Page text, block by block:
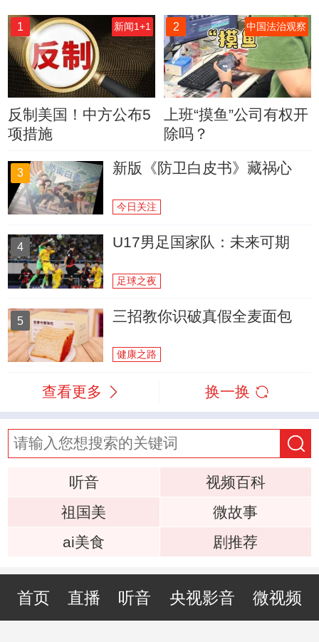
1 新闻1+1
反制美国！中方公布5
项措施
2 中国法治观察
上班“摸鱼”公司有权开
除吗？
3 新版《防卫白皮书》藏祸心
今日关注
4 U17男足国家队：未来可期
足球之夜
5 三招教你识破真假全麦面包
健康之路
查看更多 换一换
听音
视频百科
祖国美
微故事
ai美食
剧推荐
首页 直播 听音 央视影音 微视频